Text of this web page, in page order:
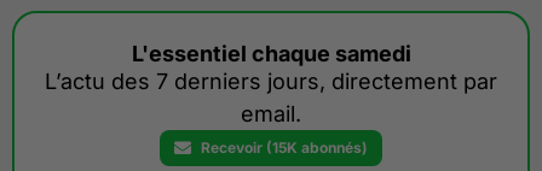
L'essentiel chaque samedi
L’actu des 7 derniers jours, directement par
email.
Recevoir (15K abonnés)